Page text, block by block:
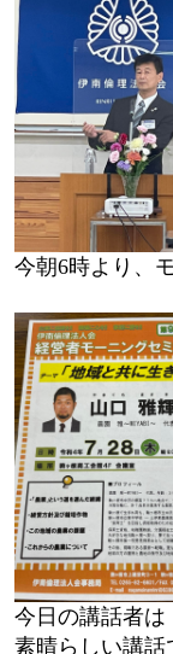
今朝6時より、
今日の講話者
素晴らしい講話